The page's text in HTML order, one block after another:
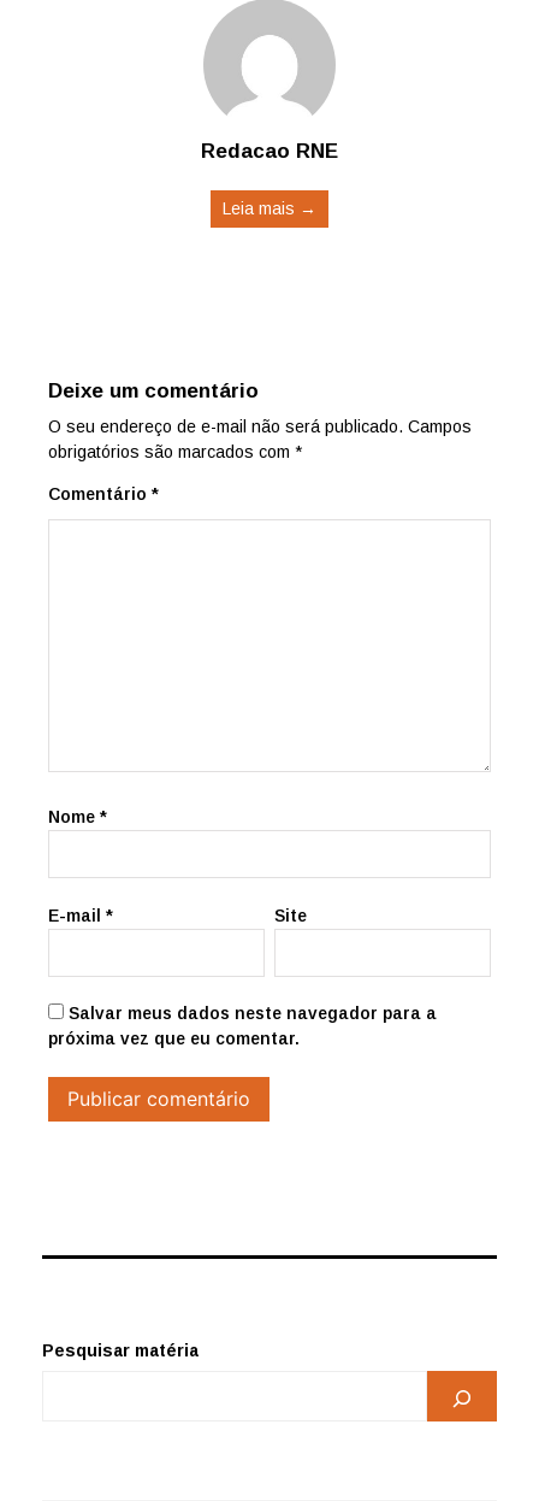
Redacao RNE
Leia mais →
Deixe um comentário
O seu endereço de e-mail não será publicado. Campos
obrigatórios são marcados com *
Comentário *
Nome *
E-mail * Site
Salvar meus dados neste navegador para a
próxima vez que eu comentar.
Pesquisar matéria